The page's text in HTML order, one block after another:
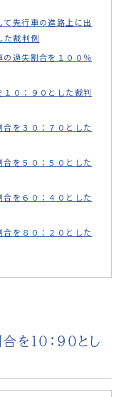
先行車の進路上に出
た裁判例
過失割合を１００％
０：９０とした裁判
を３０：７０とした
を５０：５０とした
を６０：４０とした
を８０：２０とした
１０：９０とし